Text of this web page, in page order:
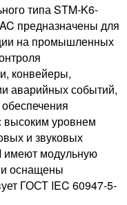
типа STM-K6-
предназначены для
на промышленных
конвейеры,
аварийных событий,
высоким уровнем
и звуковых
имеют модульную
и оснащены
ГОСТ IEC 60947-5-